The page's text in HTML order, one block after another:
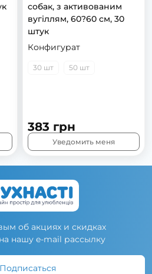
собак, з активованим
вугіллям, 60?60 см, 30
штук
Конфигурат
30 шт 50 шт
383 грн
Уведомить меня
об акциях и скидках
нашу e-mail рассылку
Подписаться